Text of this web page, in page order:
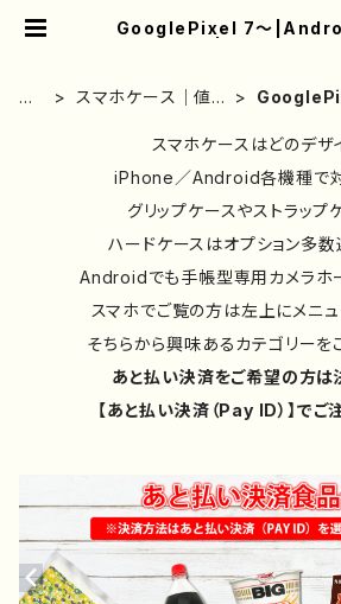
GooglePixel 7～
ーター/グッズ/人気/後払い/
貨屋アリうさ
ホ
スマホケース｜値段
スマホケースはどのデザ
iPhone／Android各機種で
グリップケースやストラップ
ハードケースはオプション多
Androidでも手帳型専用カメラホ
スマホでご覧の方は左上にメニ
そちらから興味あるカテゴリーを
あと払い決済をご希望の方は
【あと払い決済（Pay ID）】でご